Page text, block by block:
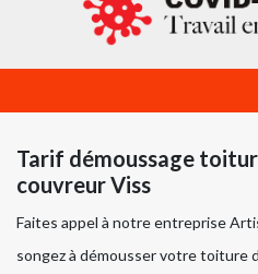
Tarif démoussage
couvreur Viss
Faites appel à notre entreprise
songez à démousser votre toiture